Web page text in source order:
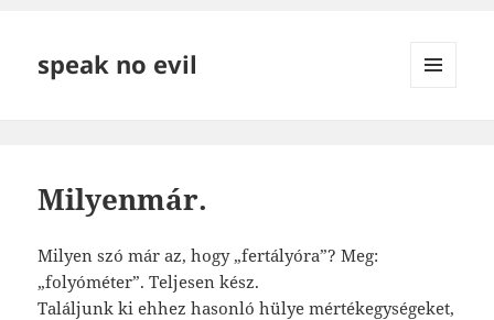
speak no evil
Milyenmár.
Milyen szó már az, hogy „fertályóra”? Meg:
„folyóméter”. Teljesen kész.
Találjunk ki ehhez hasonló hülye mértékegységeket,